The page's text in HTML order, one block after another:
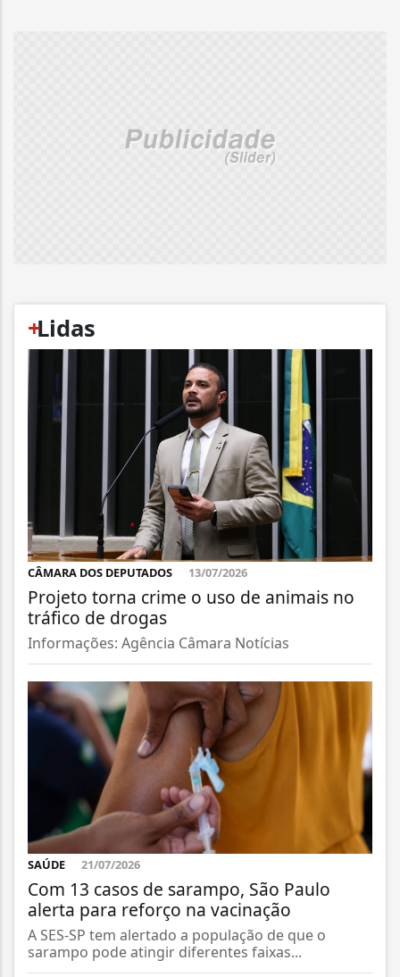
+
Lidas
CÂMARA DOS DEPUTADOS 13/07/2026
Projeto torna crime o uso de animais no
tráfico de drogas
Informações: Agência Câmara Notícias
SAÚDE 21/07/2026
Com 13 casos de sarampo, São Paulo
alerta para reforço na vacinação
A SES-SP tem alertado a população de que o
sarampo pode atingir diferentes faixas...